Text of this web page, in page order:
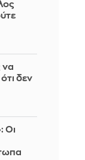
να
δεν
Οι